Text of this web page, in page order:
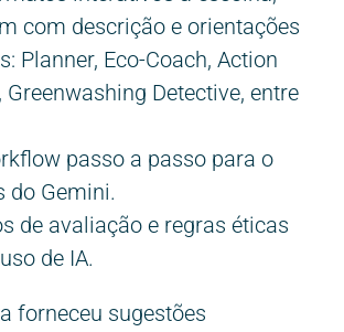
com descrição e orientações
Planner, Eco-Coach, Action
Greenwashing Detective, entre
passo a passo para o
do Gemini.
de avaliação e regras éticas
de IA.
forneceu sugestões